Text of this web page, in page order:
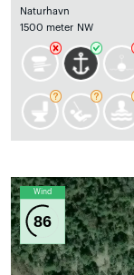
Naturhavn
1500 meter NW
Wind
86